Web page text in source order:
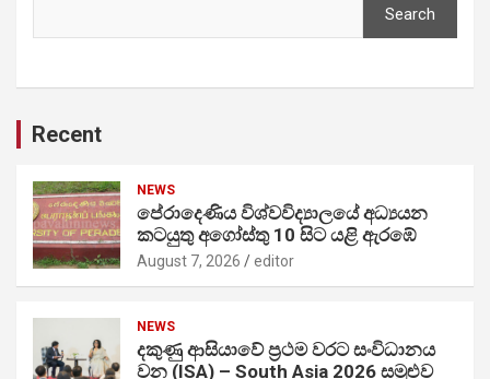
Search
Recent
NEWS
පේරාදෙණිය විශ්වවිද්‍යාලයේ අධ්‍යයන
කටයුතු අගෝස්තු 10 සිට යළි ඇරඹේ
August 7, 2026 editor
NEWS
දකුණු ආසියාවේ ප්‍රථම වරට සංවිධානය
වන (ISA) – South Asia 2026 සමුළුව